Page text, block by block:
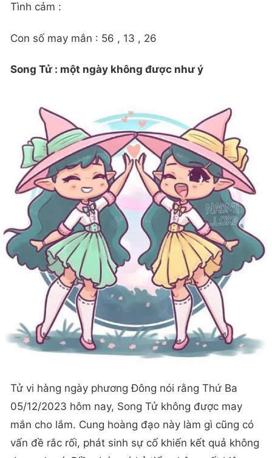
Tình cảm :
Con số may mắn : 56 , 13 , 26
Song Tử : một ngày không được như ý
Tử vi hàng ngày phương Đông nói rằng Thứ Ba
05/12/2023 hôm nay, Song Tử không được may
mắn cho lắm. Cung hoàng đạo này làm gì cũng có
vấn đề rắc rối, phát sinh sự cố khiến kết quả không